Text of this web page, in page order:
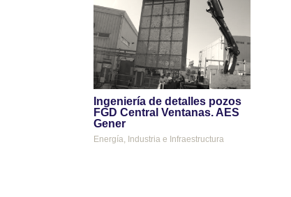
Ingeniería de detalles pozos
FGD Central Ventanas. AES
Gener
Energía, Industria e Infraestructura